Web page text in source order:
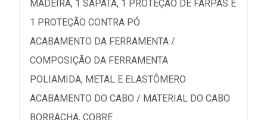
MADEIRA, 1 SAPATA, 1 PROTEÇÃO DE FARPAS E
1 PROTEÇÃO CONTRA PÓ
ACABAMENTO DA FERRAMENTA /
COMPOSIÇÃO DA FERRAMENTA
POLIAMIDA, METAL E ELASTÔMERO
ACABAMENTO DO CABO / MATERIAL DO CABO
BORRACHA, COBRE